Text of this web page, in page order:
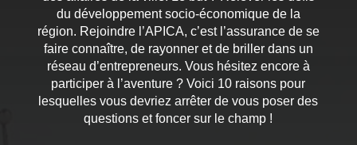
du développement socio-économique de la
région. Rejoindre l’APICA, c’est l’assurance de se
faire connaître, de rayonner et de briller dans un
réseau d’entrepreneurs. Vous hésitez encore à
participer à l’aventure ? Voici 10 raisons pour
lesquelles vous devriez arrêter de vous poser des
questions et foncer sur le champ !